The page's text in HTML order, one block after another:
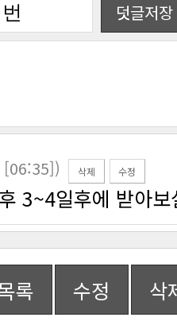
덧글저장
[06:35]) 삭제 수정
3~4일후에 받아
록 수정 삭